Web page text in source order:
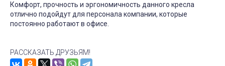
Комфорт, прочность и эргономичность данного кресла
отлично подойдут для персонала компании, которые
постоянно работают в офисе.
РАССКАЗАТЬ ДРУЗЬЯМ!